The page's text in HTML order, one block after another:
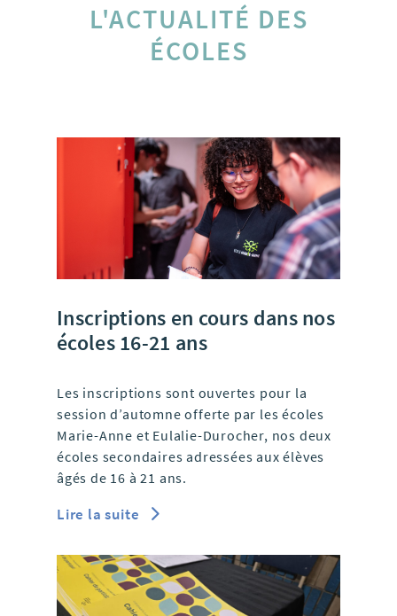
L'ACTUALITÉ DES
ÉCOLES
Inscriptions en cours dans nos
écoles 16-21 ans
Les inscriptions sont ouvertes pour la
session d’automne offerte par les écoles
Marie-Anne et Eulalie-Durocher, nos deux
écoles secondaires adressées aux élèves
âgés de 16 à 21 ans.
Lire la suite